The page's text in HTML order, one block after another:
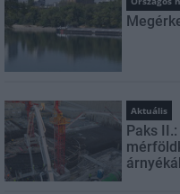
Aktuális
Paks